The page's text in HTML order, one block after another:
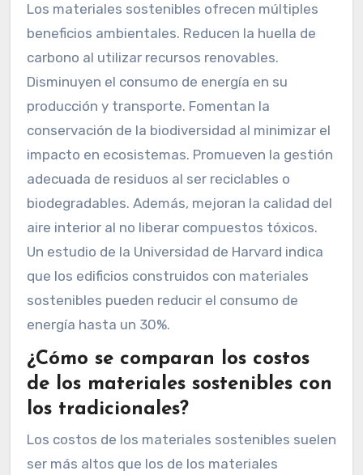
Los materiales sostenibles ofrecen múltiples
beneficios ambientales. Reducen la huella de
carbono al utilizar recursos renovables.
Disminuyen el consumo de energía en su
producción y transporte. Fomentan la
conservación de la biodiversidad al minimizar el
impacto en ecosistemas. Promueven la gestión
adecuada de residuos al ser reciclables o
biodegradables. Además, mejoran la calidad del
aire interior al no liberar compuestos tóxicos.
Un estudio de la Universidad de Harvard indica
que los edificios construidos con materiales
sostenibles pueden reducir el consumo de
energía hasta un 30%.
¿Cómo se comparan los costos
de los materiales sostenibles con
los tradicionales?
Los costos de los materiales sostenibles suelen
ser más altos que los de los materiales